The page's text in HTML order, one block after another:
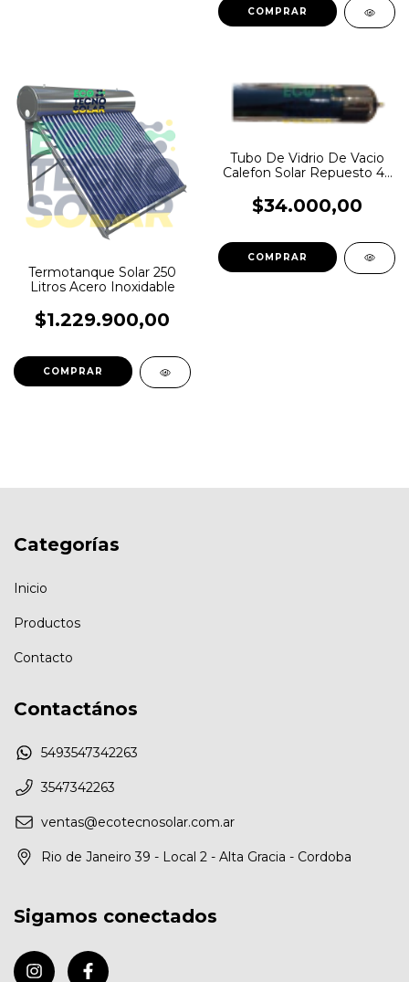
Termotanque Solar 250
Litros Acero Inoxidable
$1.229.900,00
Tubo De Vidrio De Vacio
Calefon Solar Repuesto 47
$34.000,00
Categorías
Inicio
Productos
Contacto
Contactános
5493547342263
3547342263
ventas@ecotecnosolar.com.ar
Rio de Janeiro 39 - Local 2 - Alta Gracia - Cordoba
Sigamos conectados